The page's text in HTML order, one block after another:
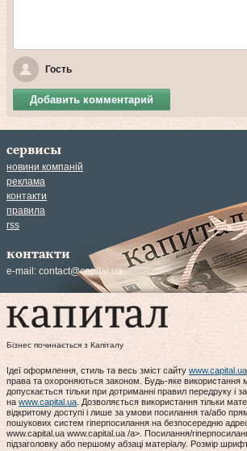
Гость
Добавить комментарий
сервисы
новини компаній
реклама
контакти
правила
rss
контакти
e-mail: contact@capital.ua
Бізнес починається з Капіталу
Ідеї оформлення, стиль та весь зміст сайту www.capital.ua
права та охороняються законом. Будь-яке використання
допускається тільки при дотриманні правил передруку і
наwww.capital.ua. Дозволяється використання тільки
відкритому доступі і лише за умови посилання та/або
пошукових систем гіперпосилання на безпосередню
www.capital.ua www.capital.ua /a>. Посилання/
підзаголовку або першому абзаці матеріалу. Розмір